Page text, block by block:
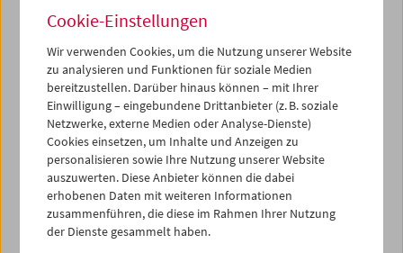
17
18 19 20
24
26 28
30
31
01 02 03 04 05
iCalender
Programmheft-PDF
English language or subtitles
< Vorherige Woche
Cookie-Einstellungen
Wir verwenden Cookies, um die Nutzung unserer Website
zu analysieren und Funktionen für soziale Medien
bereitzustellen. Darüber hinaus können – mit Ihrer
Einwilligung – eingebundene Drittanbieter (z. B. soziale
Netzwerke, externe Medien oder Analyse-Dienste)
Cookies einsetzen, um Inhalte und Anzeigen zu
personalisieren sowie Ihre Nutzung unserer Website
auszuwerten. Diese Anbieter können die dabei
erhobenen Daten mit weiteren Informationen
zusammenführen, die diese im Rahmen Ihrer Nutzung
der Dienste gesammelt haben.